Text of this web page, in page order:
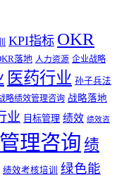
KPI指标 OKR
落地 人力资源 企业战略
医药行业 孙子兵法
略绩效管理咨询 战略落地
业 目标管理 绩效 绩效咨
理咨询 绩
绩效考核培训
绿色能